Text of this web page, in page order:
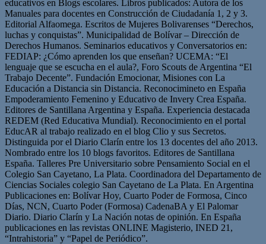
educativos en Blogs escolares. Libros publicados: Autora de los
Manuales para docentes en Construcción de Ciudadanía 1, 2 y 3.
Editorial Alfaomega. Escritos de Mujeres Bolivarenses “Derechos,
luchas y conquistas”. Municipalidad de Bolívar – Dirección de
Derechos Humanos. Seminarios educativos y Conversatorios en:
FEDIAP: ¿Cómo aprenden los que enseñan? UCEMA: “El
lenguaje que se escucha en el aula?, Foro Scouts de Argentina “El
Trabajo Decente”. Fundación Emocionar, Misiones con La
Educación a Distancia sin Distancia. Reconocimineto en España
Empoderamiento Femenino y Educativo de Invery Crea España.
Editores de Santillana Argentina y España. Experiencia destacada
REDEM (Red Educativa Mundial). Reconocimiento en el portal
EducAR al trabajo realizado en el blog Clio y sus Secretos.
Distinguida por el Diario Clarín entre los 13 docentes del año 2013.
Nombrado entre los 10 blogs favoritos. Editores de Santillana
España. Talleres Pre Universitario sobre Pensamiento Social en el
Colegio San Cayetano, La Plata. Coordinadora del Departamento de
Ciencias Sociales colegio San Cayetano de La Plata. En Argentina
Publicaciones en: Bolívar Hoy, Cuarto Poder de Formosa, Cinco
Días, NCN, Cuarto Poder (Formosa) CadenaBA y El Palomar
Diario. Diario Clarín y La Nación notas de opinión. En España
publicaciones en las revistas ONLINE Magisterio, INED 21,
“Intrahistoria” y “Papel de Periódico”.